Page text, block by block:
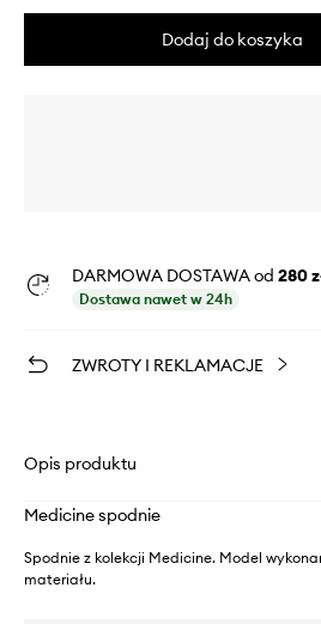
Dodaj do koszyka
DARMOWA DOSTAWA od 280
Dostawa nawet w 24h
ZWROTY I REKLAMACJE
Opis produktu
Medicine spodnie
Spodnie z kolekcji Medicine. Model
materiału.